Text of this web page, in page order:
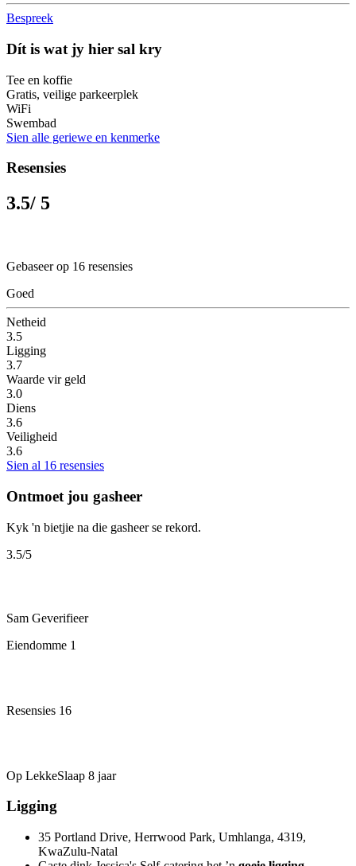
Bespreek
Dít is wat jy hier sal kry
Tee en koffie
Gratis, veilige parkeerplek
WiFi
Swembad
Sien alle geriewe en kenmerke
Resensies
3.5/ 5
Gebaseer op 16 resensies
Goed
Netheid
3.5
Ligging
3.7
Waarde vir geld
3.0
Diens
3.6
Veiligheid
3.6
Sien al 16 resensies
Ontmoet jou gasheer
Kyk 'n bietjie na die gasheer se rekord.
3.5/5
Sam Geverifieer
Eiendomme 1
Resensies 16
Op LekkeSlaap 8 jaar
Ligging
35 Portland Drive, Herrwood Park, Umhlanga, 4319,
KwaZulu-Natal